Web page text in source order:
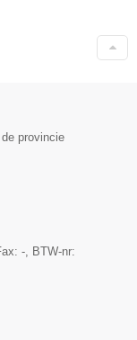
provincie
- , BTW-nr: